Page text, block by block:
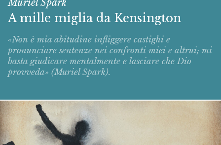
A mille miglia da Kensington
«Non è mia abitudine infliggere castighi e
pronunciare sentenze nei confronti miei e altrui; mi
basta giudicare mentalmente e lasciare che Dio
provveda» (Muriel Spark).